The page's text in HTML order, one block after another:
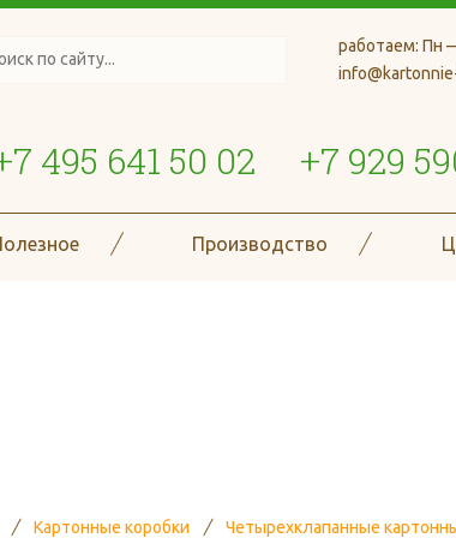
работаем: Пн
495 641 50 02 +7 929
Производство
Картонные коробки
Четырехклапанные